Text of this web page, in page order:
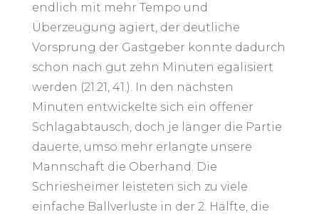
endlich mit mehr Tempo und
Überzeugung agiert, der deutliche
Vorsprung der Gastgeber konnte dadurch
schon nach gut zehn Minuten egalisiert
werden (21:21, 41.). In den nächsten
Minuten entwickelte sich ein offener
Schlagabtausch, doch je länger die Partie
dauerte, umso mehr erlangte unsere
Mannschaft die Oberhand. Die
Schriesheimer leisteten sich zu viele
einfache Ballverluste in der 2. Hälfte, die